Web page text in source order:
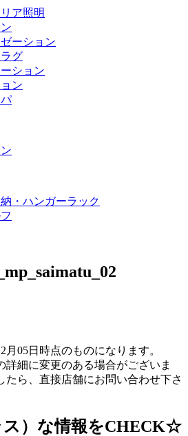
ア照明
ーション
グ
ション
ン
・ハンガーラック
05日時点のものになります。
詳細に変更のある場合がございま
たら、直接店舗にお問い合わせ下さ
ス）な情報をCHECK☆